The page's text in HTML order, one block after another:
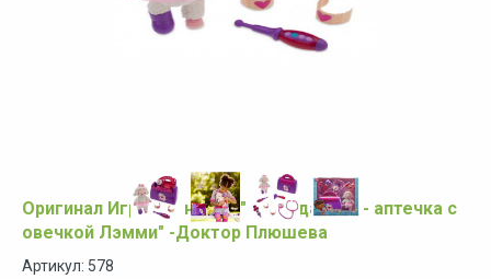
Оригинал Игровой набор " Чемоданчик - аптечка с
овечкой Лэмми" -Доктор Плюшева
Артикул: 578